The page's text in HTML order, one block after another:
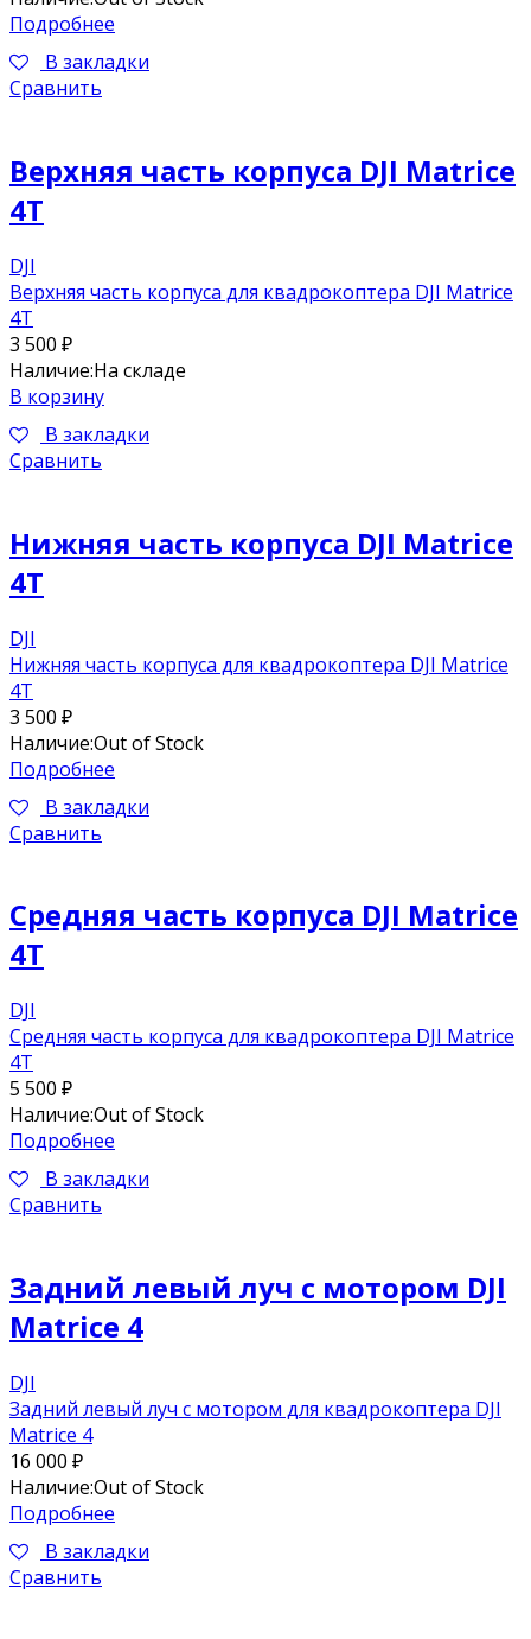
Подробнее
В закладки
Сравнить
Верхняя часть корпуса DJI Matrice
4T
DJI
Верхняя часть корпуса для квадрокоптера DJI Matrice
4T
3 500 ₽
Наличие:На складе
В корзину
В закладки
Сравнить
Нижняя часть корпуса DJI Matrice
4T
DJI
Нижняя часть корпуса для квадрокоптера DJI Matrice
4T
3 500 ₽
Наличие:Out of Stock
Подробнее
В закладки
Сравнить
Средняя часть корпуса DJI Matrice
4T
DJI
Средняя часть корпуса для квадрокоптера DJI Matrice
4T
5 500 ₽
Наличие:Out of Stock
Подробнее
В закладки
Сравнить
Задний левый луч с мотором DJI
Matrice 4
DJI
Задний левый луч с мотором для квадрокоптера DJI
Matrice 4
16 000 ₽
Наличие:Out of Stock
Подробнее
В закладки
Сравнить